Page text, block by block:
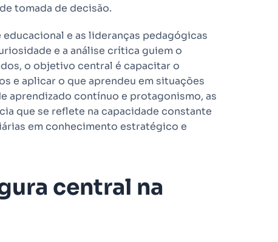
tomada de decisão.
e as lideranças pedagógicas
e a análise crítica guiem o
o objetivo central é capacitar o
e aplicar o que aprendeu em situações
aprendizado contínuo e protagonismo, as
que se reflete na capacidade constante
em conhecimento estratégico e
central na